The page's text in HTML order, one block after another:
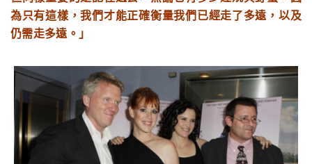
為只有這樣，我們才能正確衡量我們已經走了多遠，以及
仍需走多遠。」